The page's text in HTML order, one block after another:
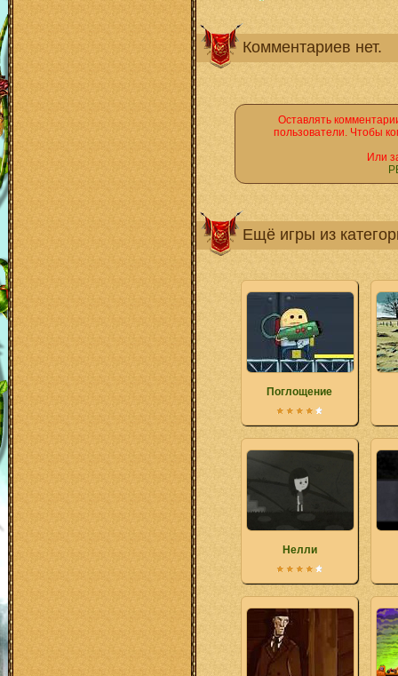
Комментариев нет.
Оставлять
пользователи. Чтобы
Или
Ещё игры из
Поглощение
Нелли